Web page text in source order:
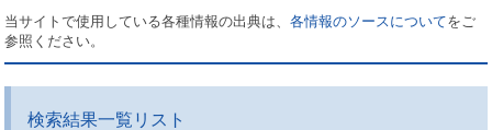
当サイトで使用している各種情報の出典は、各情報のソースについてをご
参照ください。
検索結果一覧リスト